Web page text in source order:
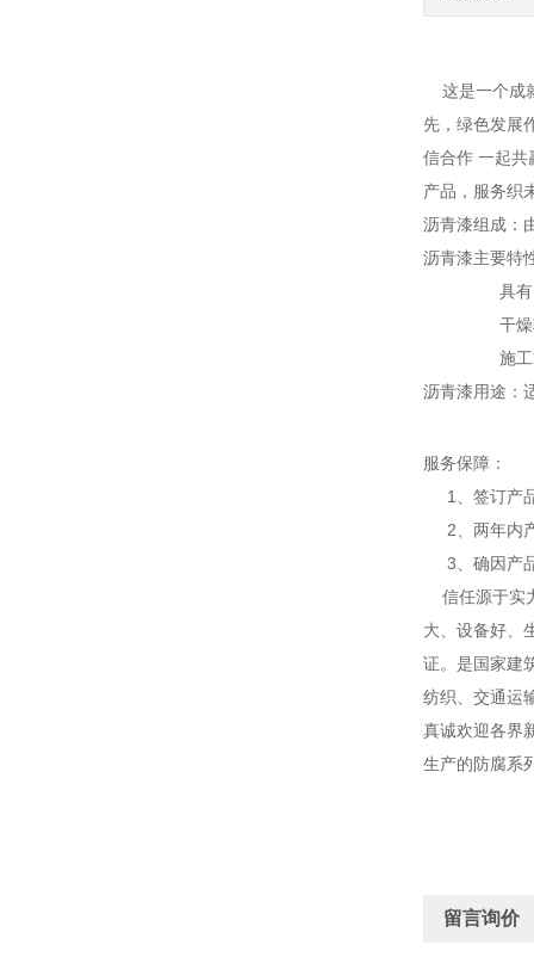
这是一个成
先，绿色发展
信合作 一起共
产品，服务织
沥青漆组成：
沥青漆主要特
具有良
干燥较
施工方
沥青漆用途：
服务保障：
1、签订产
2、两年内产
3、确因产品
信任源于实
大、设备好、
证。是国家建
纺织、交通运
真诚欢迎各界
生产的防腐系
留言询价